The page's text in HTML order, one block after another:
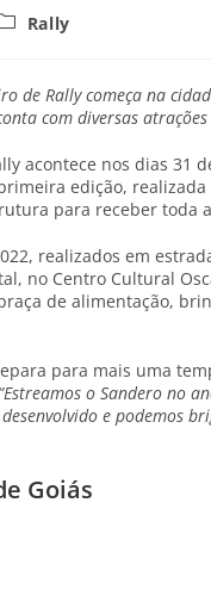
Rally
de Rally começa na
com diversas
acontece nos dias 31
edição,
para receber toda
realizados em
no Centro Cultural
de alimentação,
para mais uma
“Estreamos o Sandero no
e podemos
Goiás